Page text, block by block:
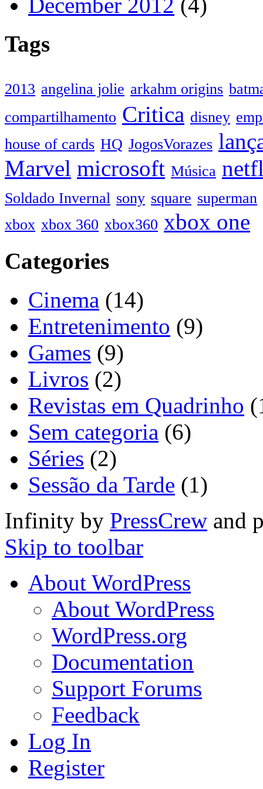
Tags
2013 angelina jolie arkahm origins
compartilhamento Critica disney
house of cards HQ JogosVorazes
Marvel microsoft Música
Soldado Invernal sony square superman
xbox xbox 360 xbox360 xbox one
Categories
Cinema (14)
Entretenimento (9)
Games (9)
Livros (2)
Revistas em Quadrinho
Sem categoria (6)
Séries (2)
Sessão da Tarde (1)
Infinity by PressCrew and
Skip to toolbar
About WordPress
About WordPress
WordPress.org
Documentation
Support Forums
Feedback
Log In
Register